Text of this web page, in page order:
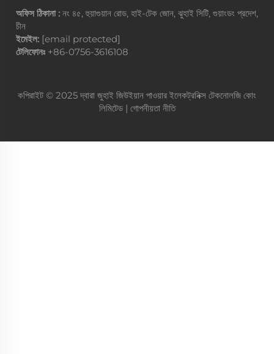
অফিস ঠিকানা : নং ৪৫, হুয়াগুয়ান রোড, হাই-টেক জোন, ঝুহাই সিটি, গুয়াংডং প্রদেশ,
চীন
ইমেইল: [email protected]
টেলিফোনঃ +86-0756-3616108
কপিরাইট © 2025 দ্বারা জুহাই জিউইয়ান পাওয়ার ইলেকট্রনিক্স টেকনোলজি কোং
লিমিটেড | গোপনীয়তা নীতি